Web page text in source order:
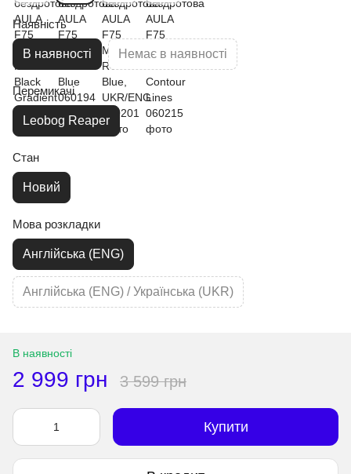
Наявність
В наявності Немає в наявності
Перемикачі
Leobog Reaper
Стан
Новий
Мова розкладки
Англійська (ENG)
Англійська (ENG) / Українська (UKR)
В наявності
2 999 грн 3 599 грн
Купити